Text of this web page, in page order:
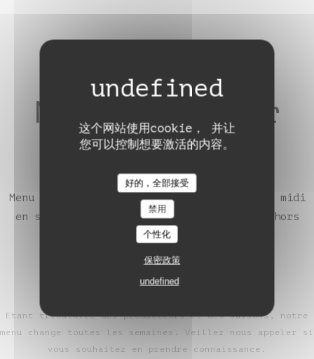
这个网站使用cookie， 并让
您可以控制想要激活的内容。
好的，全部接受
禁用
个性化
保密政策
undefined
Menu Déjeuner
35€
Menu entrée, plat & dessert, uniquement le midi
en semaine (mercredi, jeudi et vendredi) hors
jours fériés
Etant tributaire des producteurs et des saisons, notre
menu change toutes les semaines. Veillez nous appeler si
vous souhaitez en prendre connaissance.
Auberge de Monceaux